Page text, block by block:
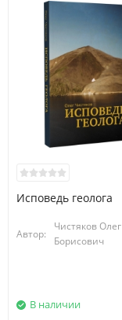
Исповедь геолога
Автор:
Чистяков Олег
Борисович
В наличии